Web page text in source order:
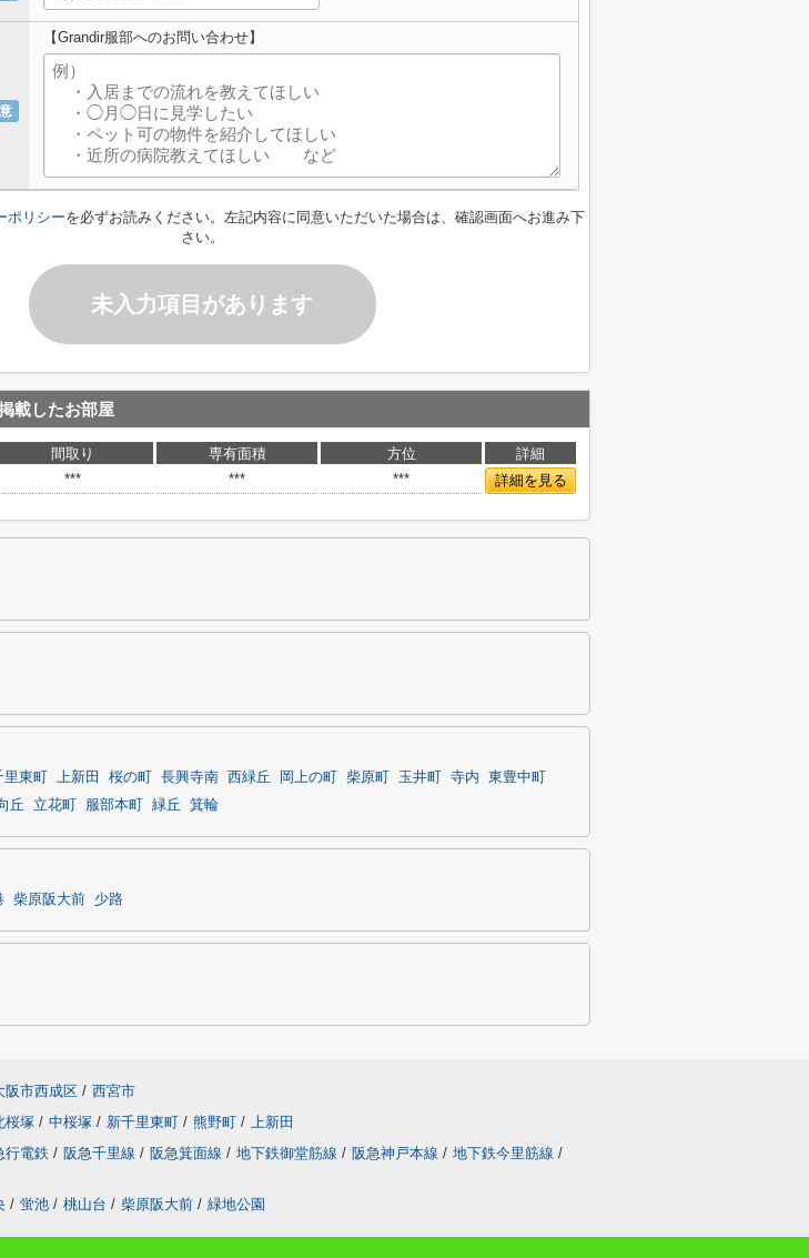
【Grandir服部へのお問い合わせ】
ポリシーを必ずお読みください。左記内容に同意いただいた場合は、確認画面へお進み下
さい。
未入力項目があります
載したお部屋
間取り 専有面積 方位
詳細
*** *** *** 詳細を見る
東町 上新田 桜の町 長興寺南 西緑丘 岡上の町 柴原町 玉井町 寺内
東豊中町
丘 立花町 服部本町 緑丘 箕輪
柴原阪大前 少路
阪市西成区 / 西宮市
桜塚 / 中桜塚 / 新千里東町 / 熊野町 / 上新田
行電鉄 / 阪急千里線 / 阪急箕面線 / 地下鉄御堂筋線 / 阪急神戸本線 / 地下鉄今里筋線 /
/ 蛍池 / 桃山台 / 柴原阪大前 / 緑地公園